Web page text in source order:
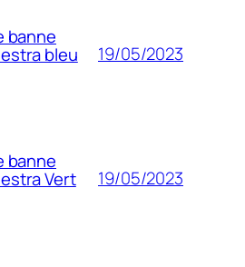
banne
bleu 19/05/2023
banne
Vert 19/05/2023